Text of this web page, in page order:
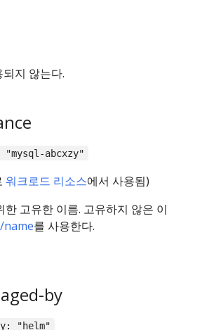
지 않는다.
abcxzy"
워크로드 리소스에서 사용됨)
고유한 이름. 고유하지 않은 이
를 사용한다.
by
"helm"